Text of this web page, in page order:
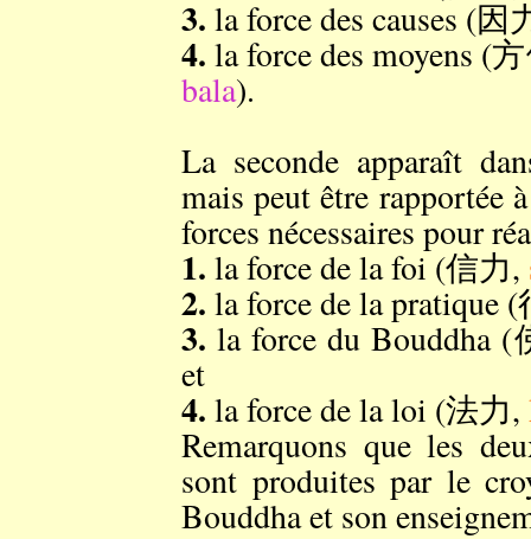
3. la force des causes (因
4. la force des moyens (
bala).
La seconde apparaît
mais peut être rapportée
forces nécessaires pour
1. la force de la foi (信力,
2. la force de la pratique
3. la force du Bouddha
et
4. la force de la loi (法力,
Remarquons que les
sont produites par le
Bouddha et son